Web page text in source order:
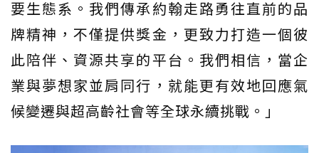
要生態系。我們傳承約翰走路勇往直前的品
牌精神，不僅提供獎金，更致力打造一個彼
此陪伴、資源共享的平台。我們相信，當企
業與夢想家並肩同行，就能更有效地回應氣
候變遷與超高齡社會等全球永續挑戰。」